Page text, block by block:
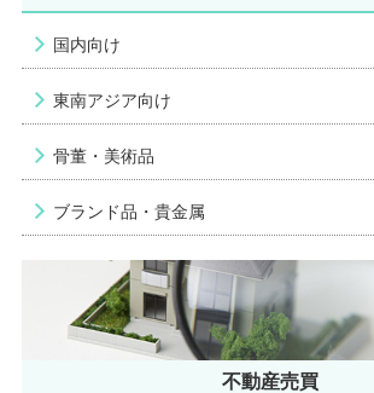
国内向け
東南アジア向け
骨董・美術品
ブランド品・貴金属
不動産売買